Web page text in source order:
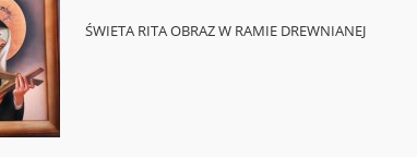
ŚWIETA RITA OBRAZ W RAMIE DREWNIANEJ